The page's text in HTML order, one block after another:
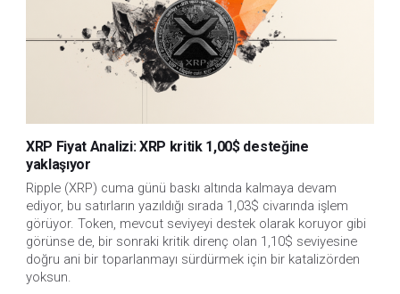
XRP Fiyat Analizi: XRP kritik 1,00$ desteğine
yaklaşıyor
Ripple (XRP) cuma günü baskı altında kalmaya devam
ediyor, bu satırların yazıldığı sırada 1,03$ civarında işlem
görüyor. Token, mevcut seviyeyi destek olarak koruyor gibi
görünse de, bir sonraki kritik direnç olan 1,10$ seviyesine
doğru ani bir toparlanmayı sürdürmek için bir katalizörden
yoksun.